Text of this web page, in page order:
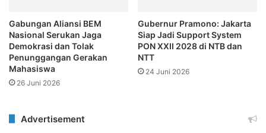
Gabungan Aliansi BEM
Nasional Serukan Jaga
Demokrasi dan Tolak
Penunggangan Gerakan
Mahasiswa
26 Juni 2026
Gubernur Pramono: Jakarta
Siap Jadi Support System
PON XXII 2028 di NTB dan
NTT
24 Juni 2026
Advertisement